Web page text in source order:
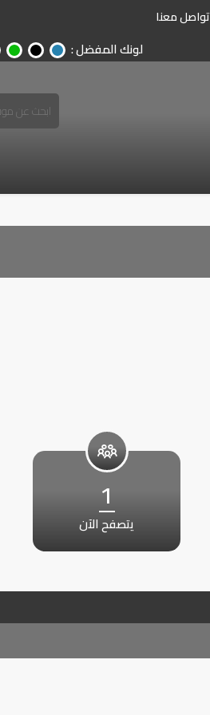
تواصل معنا
لونك المفضل :
1
يتصفح الآن